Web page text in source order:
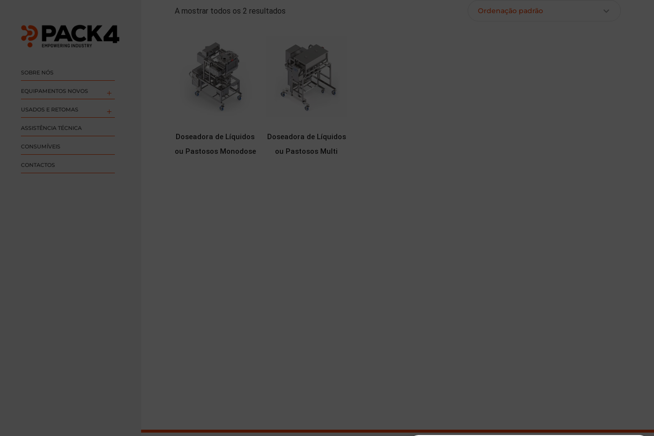
SOBRE NÓS
EQUIPAMENTOS NOVOS
USADOS E RETOMAS
ASSISTÊNCIA TÉCNICA
CONSUMÍVEIS
CONTACTOS
A mostrar todos os 2 resultados
Doseadora de Líquidos
ou Pastosos Monodose
Doseadora de Líquidos
ou Pastosos Multi